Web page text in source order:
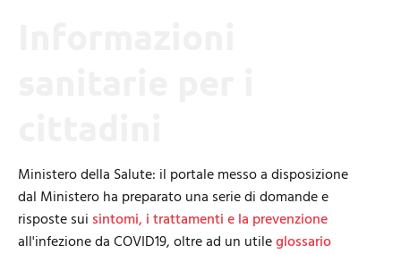
Ministero della Salute: il portale messo a disposizione
dal Ministero ha preparato una serie di domande e
risposte sui sintomi, i trattamenti e la prevenzione
all'infezione da COVID19, oltre ad un utileglossario